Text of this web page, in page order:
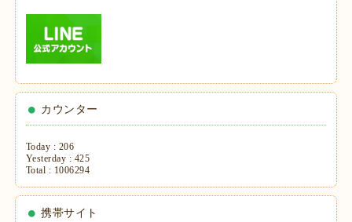
カウンター
Today : 206
Yesterday : 425
Total : 1006294
携帯サイト